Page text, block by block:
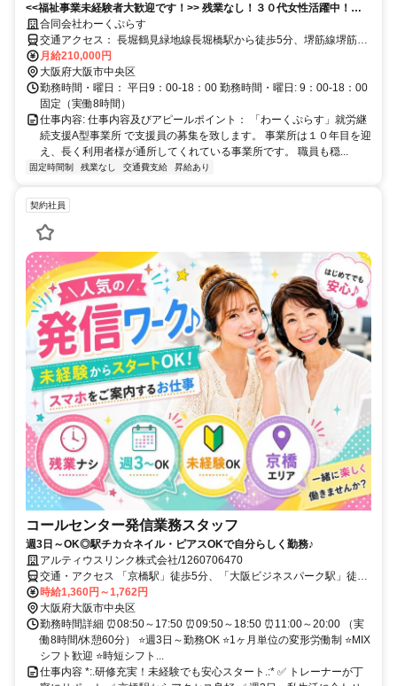
<<福祉事業未経験者大歓迎です！>> 残業なし！３０代女性活躍中！堺
筋本町駅徒歩５分の駅チカ✅就労継続支援A型事業所での利用者様サポ
ート✨
合同会社わーくぷらす
交通アクセス： 長堀鶴見緑地線長堀橋駅から徒歩5分、堺筋線堺筋本
町駅から徒歩5分 アクセス: 堺筋本町駅徒歩５分、長堀橋駅徒歩５
分、
月給210,000円
大阪府大阪市中央区
勤務時間・曜日： 平日9：00-18：00 勤務時間・曜日: 9：00-18：00
固定（実働8時間）
仕事内容: 仕事内容及びアピールポイント： 「わーくぷらす」就労継
続支援A型事業所 で支援員の募集を致します。 事業所は１０年目を迎
え、長く利用者様が通所してくれている事業所です。 職員も穏...
固定時間制 残業なし 交通費支給 昇給あり
契約社員
コールセンター発信業務スタッフ
週3日～OK◎駅チカ☆ネイル・ピアスOKで自分らしく勤務♪
アルティウスリンク株式会社/1260706470
交通・アクセス 「京橋駅」徒歩5分、「大阪ビジネスパーク駅」徒歩
3分、「大阪城公園駅」徒歩7分
時給1,360円～1,762円
大阪府大阪市中央区
勤務時間詳細 ⏰08:50～17:50 ⏰09:50～18:50 ⏰11:00～20:00 （実
働8時間/休憩60分） ⭐週3日～勤務OK ⭐1ヶ月単位の変形労働制 ⭐MIX
シフト歓迎 ⭐時短シフト...
仕事内容 *:.研修充実！未経験でも安心スタート.:* ✅ トレーナーが丁